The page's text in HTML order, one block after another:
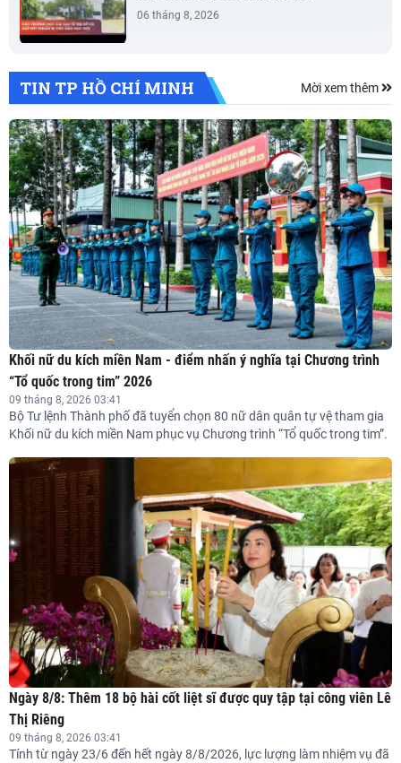
06 tháng 8, 2026
KHỎE TOÀN DÂN
06 tháng 8, 2026
ĐẠI BIỂU QUỐC HỘI ĐỀ NGHỊ LUẬT HÓA VIỆC SỬ
DỤNG A.I. TRONG HOẠT ĐỘNG XUẤT BẢN
06 tháng 8, 2026
CẦN XÁC ĐỊNH RÕ CÁC TIÊU CHÍ ĐỂ CHẤP NHẬN
CÁC "RỦI RO HỢP LÝ" TRONG ĐỔI MỚI SÁNG TẠO
06 tháng 8, 2026
Quốc hội nghe trình bày Tờ trình, báo cáo thẩm tra
về các dự án luật
HĐND TP.HCM GIÁM SÁT CHUYÊN ĐỀ CÁC CHỢ
ĐẦU MỐI NÔNG SẢN
HÀNH CHÍNH CÔNG TRONG KỶ NGUYÊN A.I.
05 tháng 8, 2026
TIN TP HỒ CHÍ MINH Mời xem thêm
Khối nữ du kích miền Nam - điểm nhấn ý nghĩa tại Chương trình
“Tổ quốc trong tim” 2026
09 tháng 8, 2026 03:41
Bộ Tư lệnh Thành phố đã tuyển chọn 80 nữ dân quân tự vệ tham gia
Khối nữ du kích miền Nam phục vụ Chương trình “Tổ quốc trong tim”.
Ngày 8/8: Thêm 18 bộ hài cốt liệt sĩ được quy tập tại công viên Lê
Thị Riêng
09 tháng 8, 2026 03:41
Tính từ ngày 23/6 đến hết ngày 8/8/2026, lực lượng làm nhiệm vụ đã